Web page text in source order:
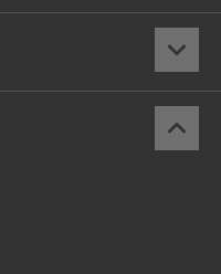
keyboard_arrow_down
keyboard_arrow_up